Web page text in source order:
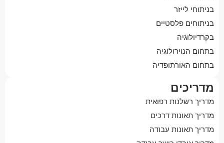
בניתוחי לייזר
בניתוחים פלסטיים
בקרדיולוגיה
בתחום הנוירולוגיה
בתחום האורתופדיה
מדריכים
מדריך רשלנות רפואית
מדריך תאונות דרכים
מדריך תאונות עבודה